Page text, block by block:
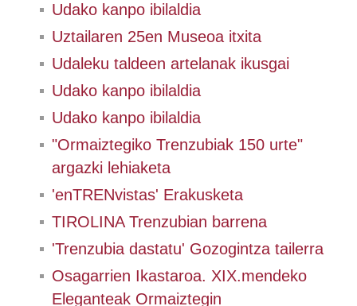
Udako kanpo ibilaldia
Uztailaren 25en Museoa itxita
Udaleku taldeen artelanak ikusgai
Udako kanpo ibilaldia
Udako kanpo ibilaldia
"Ormaiztegiko Trenzubiak 150 urte"
argazki lehiaketa
'enTRENvistas' Erakusketa
TIROLINA Trenzubian barrena
'Trenzubia dastatu' Gozogintza tailerra
Osagarrien Ikastaroa. XIX.mendeko
Eleganteak Ormaiztegin